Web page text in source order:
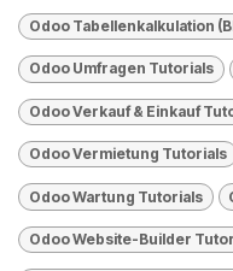
Odoo Tabellenkalkulation
Odoo Umfragen Tutorials
Odoo Verkauf & Einkauf
Odoo Vermietung Tutorials
Odoo Wartung Tutorials
Odoo Website-Builder